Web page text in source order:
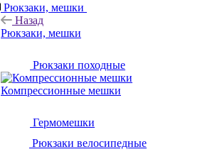
Рюкзаки, мешки
Назад
Рюкзаки, мешки
Рюкзаки походные
Компрессионные мешки
Гермомешки
Рюкзаки велосипедные